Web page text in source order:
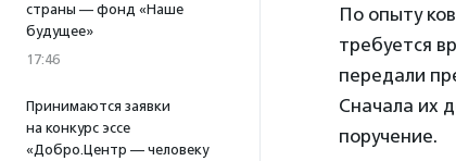
страны — фонд «Наше
будущее»
17:46
Принимаются заявки
на конкурс эссе
«Добро.Центр — человеку
По опыту
требуется
передали
Сначала их
поручение.